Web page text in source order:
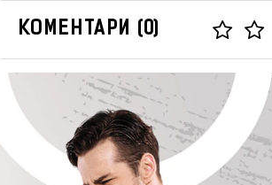
КОМЕНТАРИ (0)